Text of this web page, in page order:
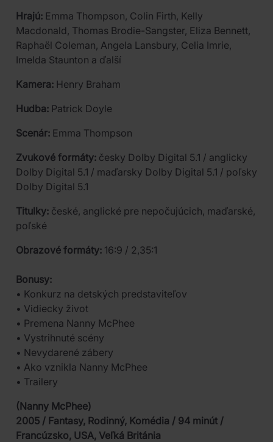
Hrajú: Emma Thompson, Colin Firth, Kelly
Macdonald, Thomas Brodie-Sangster, Eliza Bennett,
Raphaël Coleman, Angela Lansbury, Celia Imrie,
Imelda Staunton a ďalší
Kamera: Henry Braham
Hudba: Patrick Doyle
Scenár: Emma Thompson
Zvukové formáty: česky Dolby Digital 5.1 / anglicky
Dolby Digital 5.1 / maďarsky Dolby Digital 5.1 / poľsky
Dolby Digital 5.1
Titulky: české, anglické pre nepočujúcich, maďarské,
poľské
Obrazové formáty: 16:9 / 2,35:1
Bonusy:
• Konkurz na detských predstaviteľov
• Vidiecky život
• Premena Nanny McPhee
• Vystrihnuté scény
• Nevydarené zábery
• Ako vznikla Nanny McPhee
• Trailery
(Nanny McPhee)
2005 / Fantasy, Rodinný, Komédia / 94 minút /
Francúzsko, USA, Veľká Británia